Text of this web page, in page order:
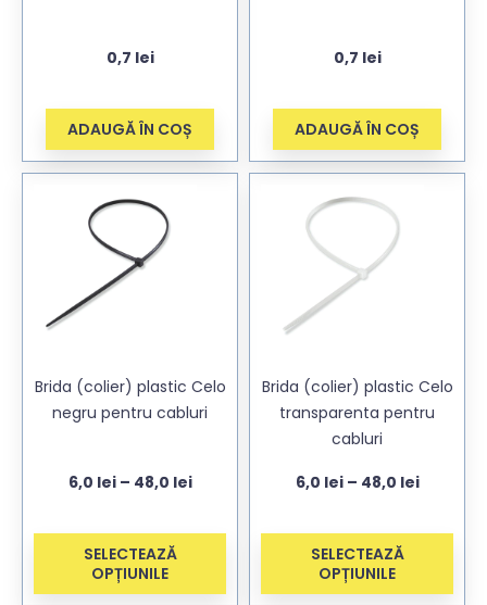
0,7 lei
ADAUGĂ ÎN COȘ
0,7 lei
ADAUGĂ ÎN COȘ
Brida (colier) plastic Celo
negru pentru cabluri
6,0 lei – 48,0 lei
SELECTEAZĂ
OPȚIUNILE
Brida (colier) plastic Celo
transparenta pentru
cabluri
6,0 lei – 48,0 lei
SELECTEAZĂ
OPȚIUNILE